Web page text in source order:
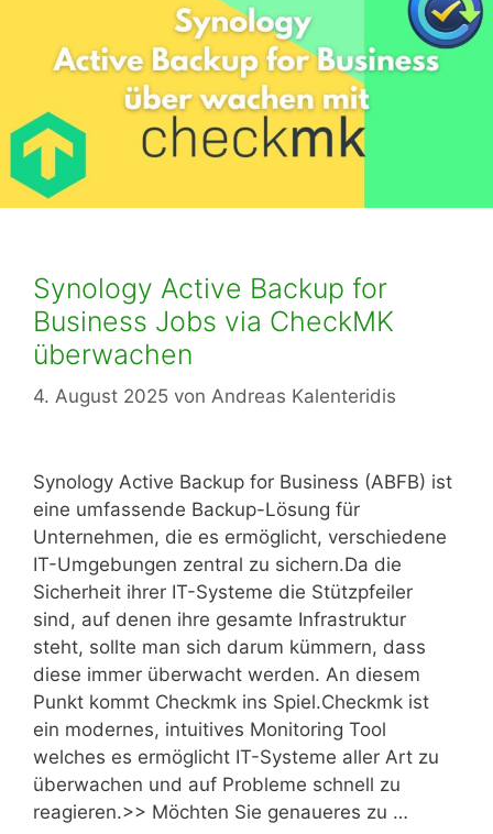
Synology Active Backup for
Business Jobs via CheckMK
überwachen
4. August 2025 von Andreas Kalenteridis
Synology Active Backup for Business (ABFB) ist
eine umfassende Backup-Lösung für
Unternehmen, die es ermöglicht, verschiedene
IT-Umgebungen zentral zu sichern.Da die
Sicherheit ihrer IT-Systeme die Stützpfeiler
sind, auf denen ihre gesamte Infrastruktur
steht, sollte man sich darum kümmern, dass
diese immer überwacht werden. An diesem
Punkt kommt Checkmk ins Spiel.Checkmk ist
ein modernes, intuitives Monitoring Tool
welches es ermöglicht IT-Systeme aller Art zu
überwachen und auf Probleme schnell zu
reagieren.>> Möchten Sie genaueres zu …